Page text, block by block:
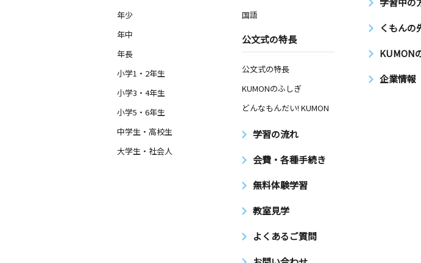
年少
年中
年長
小学1・2年生
小学3・4年生
小学5・6年生
中学生・高校生
大学生・社会人
国語
公文式の特長
公文式の特長
KUMONのふしぎ
どんなもんだい! KUMON
学習の流れ
会費・各種手続き
無料体験学習
教室見学
よくあるご質問
くもんの
KUMON
企業情報